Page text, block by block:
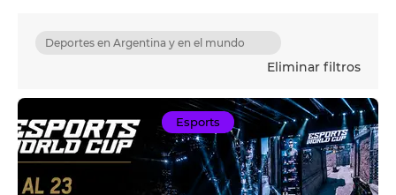
Deportes en Argentina y en el mundo
Eliminar filtros
Esports